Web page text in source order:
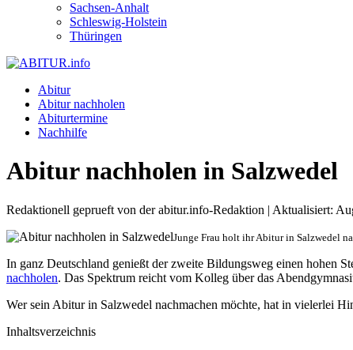
Sachsen-Anhalt
Schleswig-Holstein
Thüringen
Abitur
Abitur nachholen
Abiturtermine
Nachhilfe
Abitur nachholen in Salzwedel
Redaktionell geprueft von der abitur.info-Redaktion | Aktualisiert:
Junge Frau holt ihr Abitur in Salzwedel
In ganz Deutschland genießt der zweite Bildungsweg einen hohen
nachholen. Das Spektrum reicht vom Kolleg über das
Wer sein Abitur in Salzwedel nachmachen möchte, hat in vielerlei
Inhaltsverzeichnis